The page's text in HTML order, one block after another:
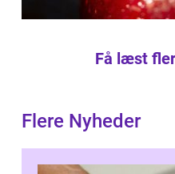
Få læst
Flere Nyheder